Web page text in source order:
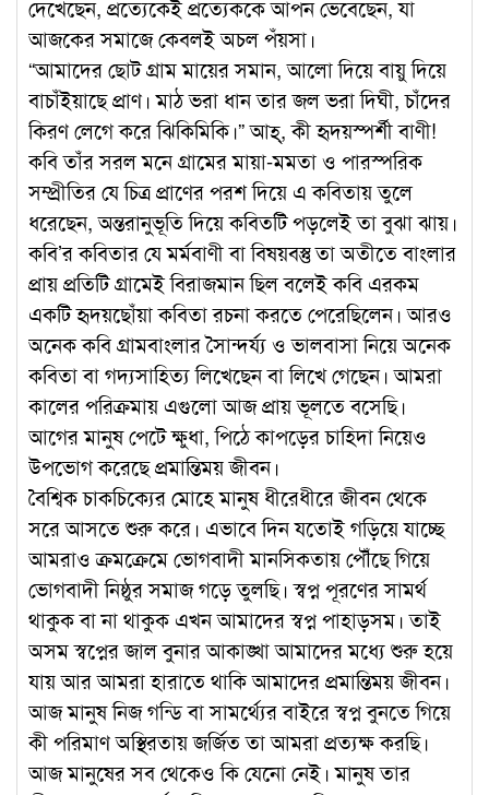
দেখেছেন, প্রত্যেকেই প্রত্যেককে আপন ভেবেছেন, যা
আজকের সমাজে কেবলই অচল পঁয়সা।
“আমাদের ছোট গ্রাম মায়ের সমান, আলো দিয়ে বায়ু দিয়ে
বাচাঁইয়াছে প্রাণ। মাঠ ভরা ধান তার জল ভরা দিঘী, চাঁদের
কিরণ লেগে করে ঝিকিমিকি।” আহ্, কী হৃদয়স্পর্শী বাণী!
কবি তাঁর সরল মনে গ্রামের মায়া-মমতা ও পারস্পরিক
সম্প্রীতির যে চিত্র প্রাণের পরশ দিয়ে এ কবিতায় তুলে
ধরেছেন, অন্তরানুভূতি দিয়ে কবিতটি পড়লেই তা বুঝা ঝায়।
কবি’র কবিতার যে মর্মবাণী বা বিষয়বস্তু তা অতীতে বাংলার
প্রায় প্রতিটি গ্রামেই বিরাজমান ছিল বলেই কবি এরকম
একটি হৃদয়ছোঁয়া কবিতা রচনা করতে পেরেছিলেন। আরও
অনেক কবি গ্রামবাংলার সৈান্দর্য্য ও ভালবাসা নিয়ে অনেক
কবিতা বা গদ্যসাহিত্য লিখেছেন বা লিখে গেছেন। আমরা
কালের পরিক্রমায় এগুলো আজ প্রায় ভূলতে বসেছি।
আগের মানুষ পেটে ক্ষুধা, পিঠে কাপড়ের চাহিদা নিয়েও
উপভোগ করেছে প্রমান্তিময় জীবন।
বৈশ্বিক চাকচিক্যের মোহে মানুষ ধীরেধীরে জীবন থেকে
সরে আসতে শুরু করে। এভাবে দিন যতোই গড়িয়ে যাচ্ছে
আমরাও ক্রমক্রেমে ভোগবাদী মানসিকতায় পৌঁছে গিয়ে
ভোগবাদী নিষ্ঠুর সমাজ গড়ে তুলছি। স্বপ্ন পূরণের সামর্থ
থাকুক বা না থাকুক এখন আমাদের স্বপ্ন পাহাড়সম। তাই
অসম স্বপ্নের জাল বুনার আকাঙ্খা আমাদের মধ্যে শুরু হয়ে
যায় আর আমরা হারাতে থাকি আমাদের প্রমান্তিময় জীবন।
আজ মানুষ নিজ গন্ডি বা সামর্থ্যের বাইরে স্বপ্ন বুনতে গিয়ে
কী পরিমাণ অস্থিরতায় জর্জিত তা আমরা প্রত্যক্ষ করছি।
আজ মানুষের সব থেকেও কি যেনো নেই। মানুষ তার